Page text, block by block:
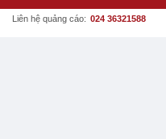
Liên hệ quảng cáo: 024 36321588